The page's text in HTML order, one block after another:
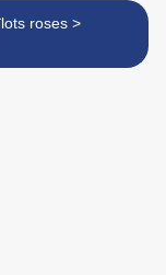
îlots roses >